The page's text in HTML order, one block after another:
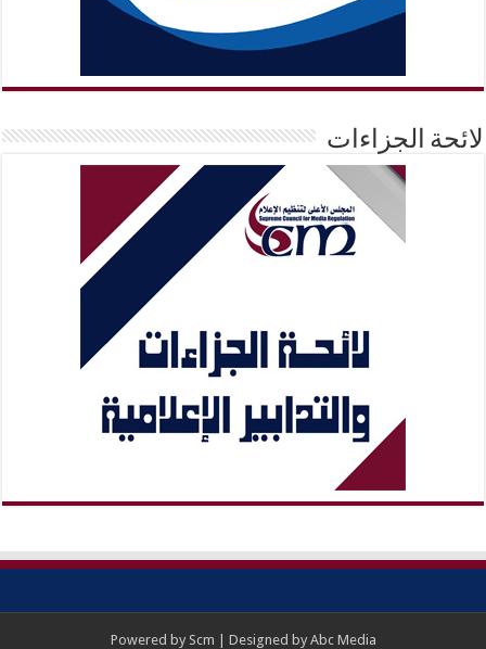
لائحة الجزاءات
Powered by Scm | Designed by Abc Media